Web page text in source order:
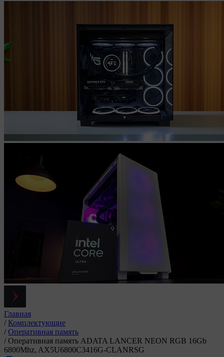
Главная
/ Комплектующие
/ Оперативная память
/ Оперативная память ADATA LANCER NEON RGB 16Gb
6800Mhz, AX5U6800C3416G-CLANRSG